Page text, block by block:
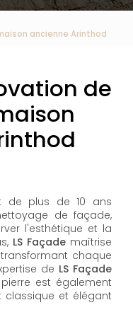
ancienne Arinthod
de
de plus de 10 ans
de façade,
l'esthétique et la
LS Façade maîtrise
chaque
de LS Façade
est également
classique et élégant